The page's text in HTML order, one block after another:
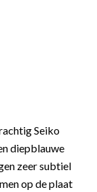
Seiko
diepblauwe
zeer subtiel
op de plaat